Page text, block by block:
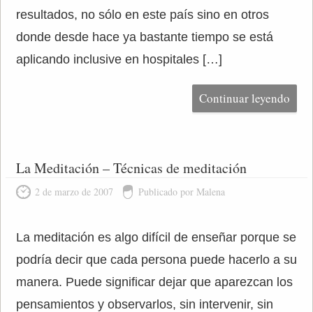
resultados, no sólo en este país sino en otros
donde desde hace ya bastante tiempo se está
aplicando inclusive en hospitales […]
Continuar leyendo
La Meditación – Técnicas de meditación
2 de marzo de 2007 Publicado por Malena
La meditación es algo difícil de enseñar porque se
podría decir que cada persona puede hacerlo a su
manera. Puede significar dejar que aparezcan los
pensamientos y observarlos, sin intervenir, sin